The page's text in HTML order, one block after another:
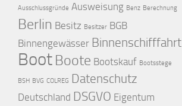
Ausschlussgründe Ausweisung Benz Berechnung
Berlin Besitz Besitzer BGB
Binnengewässer Binnenschifffahrt
Boot Boote Bootskauf Bootsstege
BSH BVG COLREG Datenschutz
Deutschland DSGVO Eigentum